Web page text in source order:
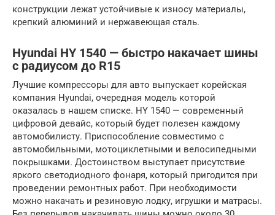
конструкции лежат устойчивые к износу материалы,
крепкий алюминий и нержавеющая сталь.
Hyundai HY 1540 — быстро накачает шины
с радиусом до R15
Лучшие компрессоры для авто выпускает корейская
компания Hyundai, очередная модель которой
оказалась в нашем списке. HY 1540 — современный
цифровой девайс, который будет полезен каждому
автомобилисту. Приспособление совместимо с
автомобильными, мотоциклетными и велосипедными
покрышками. Достоинством выступает присутствие
яркого светодиодного фонаря, который пригодится при
проведении ремонтных работ. При необходимости
можно накачать и резиновую лодку, игрушки и матрасы.